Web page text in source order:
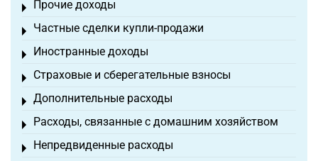
Прочие доходы
Toggle menu
Частные сделки купли-продажи
Toggle menu
Иностранные доходы
Toggle menu
Страховые и сберегательные взносы
Toggle menu
Дополнительные расходы
Toggle menu
Расходы, связанные с домашним хозяйством
Toggle menu
Непредвиденные расходы
Toggle menu